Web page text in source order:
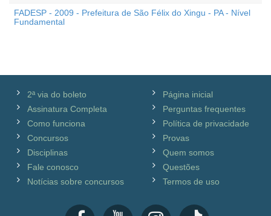
FADESP - 2009 - Prefeitura de São Félix do Xingu - PA - Nível
Fundamental
2ª via do boleto
Assinatura Completa
Como funciona
Concursos
Disciplinas
Fale conosco
Notícias sobre concursos
Página inicial
Perguntas frequentes
Política de privacidade
Provas
Quem somos
Questões
Termos de uso